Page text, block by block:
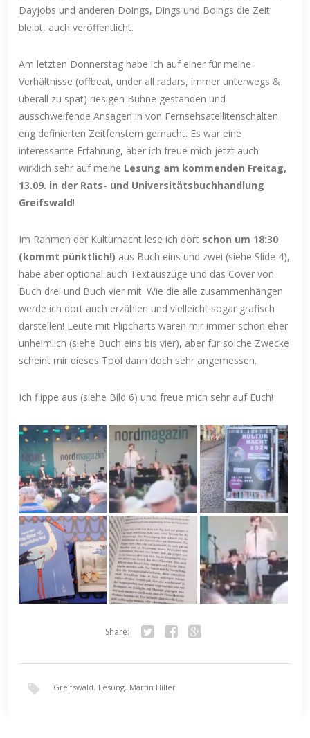
Dayjobs und anderen Doings, Dings und Boings die Zeit
bleibt, auch veröffentlicht.
Am letzten Donnerstag habe ich auf einer für meine
Verhältnisse (offbeat, under all radars, immer unterwegs &
überall zu spät) riesigen Bühne gestanden und
ausschweifende Ansagen in von Fernsehsatellitenschalten
eng definierten Zeitfenstern gemacht. Es war eine
interessante Erfahrung, aber ich freue mich jetzt auch
wirklich sehr auf meine Lesung am kommenden Freitag,
13.09. in der Rats- und Universitätsbuchhandlung
Greifswald!
Im Rahmen der Kulturnacht lese ich dort schon um 18:30
(kommt pünktlich!) aus Buch eins und zwei (siehe Slide 4),
habe aber optional auch Textauszüge und das Cover von
Buch drei und Buch vier mit. Wie die alle zusammenhängen
werde ich dort auch erzählen und vielleicht sogar grafisch
darstellen! Leute mit Flipcharts waren mir immer schon eher
unheimlich (siehe Buch eins bis vier), aber für solche Zwecke
scheint mir dieses Tool dann doch sehr angemessen.
Ich flippe aus (siehe Bild 6) und freue mich sehr auf Euch!
Share:
Greifswald, Lesung, Martin Hiller